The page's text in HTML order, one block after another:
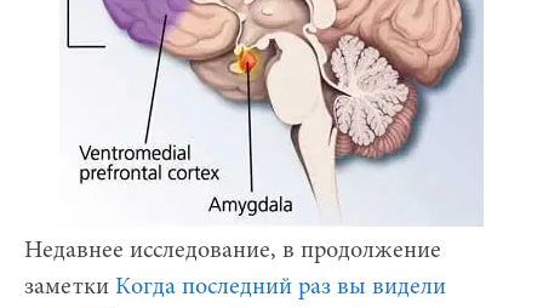
Недавнее исследование, в продолжение
заметки Когда последний раз вы видели